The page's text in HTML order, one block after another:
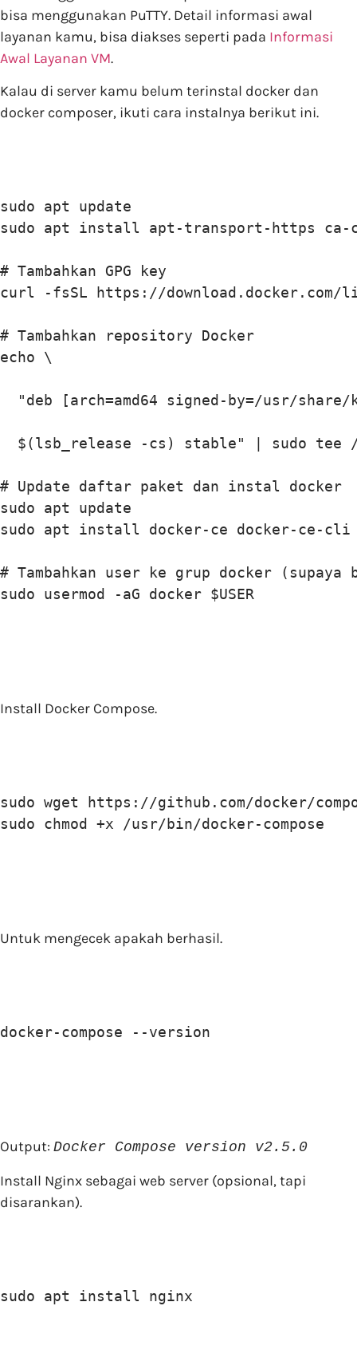
bisa menggunakan PuTTY. Detail informasi awal
layanan kamu, bisa diakses seperti pada Informasi
Awal Layanan VM.
Kalau di server kamu belum terinstal docker dan
docker composer, ikuti cara instalnya berikut ini.
sudo apt update
sudo apt install apt-transport-https
# Tambahkan GPG key
curl -fsSL https://download.docker.com/
# Tambahkan repository Docker
echo \
"deb [arch=amd64 signed-by=/usr/
$(lsb_release -cs) stable" | sudo
# Update daftar paket dan instal docker
sudo apt update
sudo apt install docker-ce docker-ce-
# Tambahkan user ke grup docker
sudo usermod -aG docker $USER
Install Docker Compose.
sudo wget https://github.com/docker/
sudo chmod +x /usr/bin/docker-compose
Untuk mengecek apakah berhasil.
docker-compose --version
Output: Docker Compose version v2.5.0
Install Nginx sebagai web server (opsional, tapi
disarankan).
sudo apt install nginx